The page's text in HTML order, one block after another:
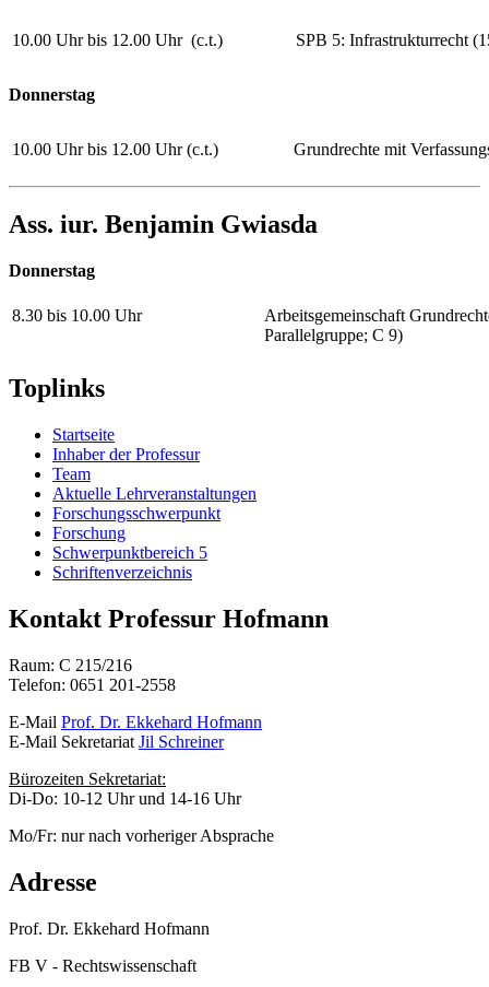
10.00 Uhr bis 12.00 Uhr (c.t.) SPB 5: Infrastrukturrecht
Donnerstag
10.00 Uhr bis 12.00 Uhr (c.t.) Grundrechte mit
Ass. iur. Benjamin Gwiasda
Donnerstag
8.30 bis 10.00 Uhr
Arbeitsgemeinschaft
Parallelgruppe; C 9)
Toplinks
Startseite
Inhaber der Professur
Team
Aktuelle Lehrveranstaltungen
Forschungsschwerpunkt
Forschung
Schwerpunktbereich 5
Schriftenverzeichnis
Kontakt Professur Hofmann
Raum: C 215/216
Telefon: 0651 201-2558
E-Mail Prof. Dr. Ekkehard Hofmann
E-Mail Sekretariat Jil Schreiner
Bürozeiten Sekretariat:
Di-Do: 10-12 Uhr und 14-16 Uhr
Mo/Fr: nur nach vorheriger Absprache
Adresse
Prof. Dr. Ekkehard Hofmann
FB V - Rechtswissenschaft